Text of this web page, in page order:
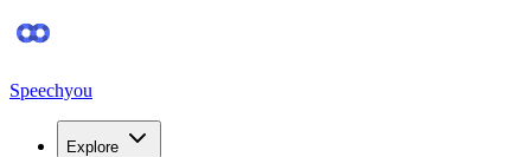
Speechyou
Explore